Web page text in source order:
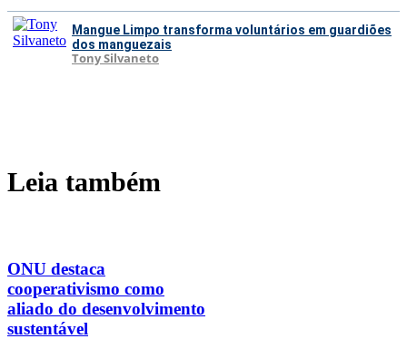
Mangue Limpo transforma voluntários em guardiões
dos manguezais
Tony Silvaneto
Leia também
ONU destaca
cooperativismo como
aliado do desenvolvimento
sustentável